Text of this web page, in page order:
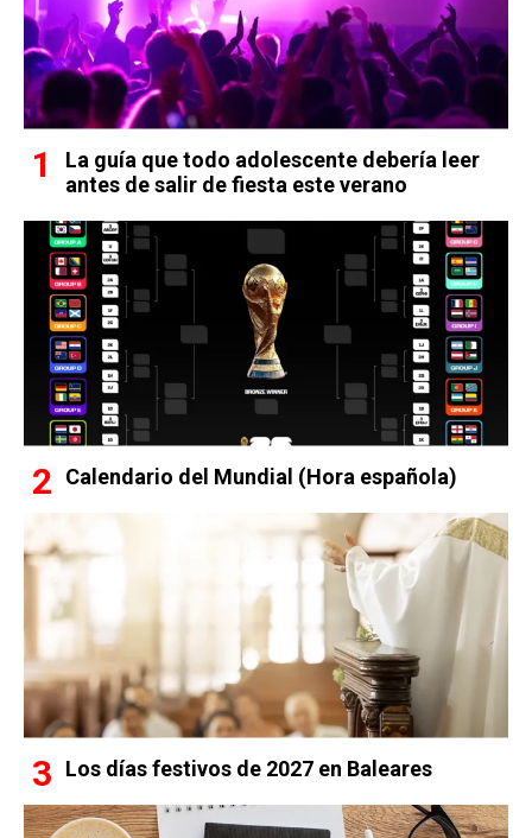
La guía que todo adolescente debería leer
antes de salir de fiesta este verano
Calendario del Mundial (Hora española)
Los días festivos de 2027 en Baleares